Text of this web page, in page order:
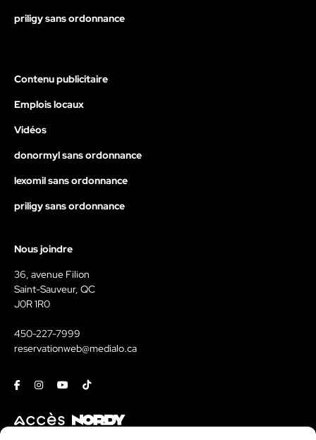
priligy sans ordonnance
Contenu publicitaire
Emplois locaux
Vidéos
donormyl sans ordonnance
lexomil sans ordonnance
priligy sans ordonnance
Nous joindre
36, avenue Filion
Saint-Sauveur, QC
J0R 1R0
450-227-7999
reservationweb@medialo.ca
FacebookInstagramYoutubeTiktok